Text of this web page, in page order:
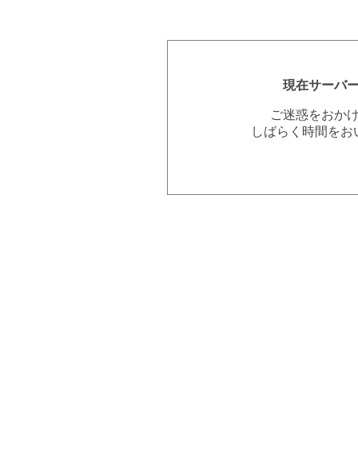
現在サーバ
ご迷惑をおか
しばらく時間を